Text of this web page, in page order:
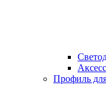
Профиль